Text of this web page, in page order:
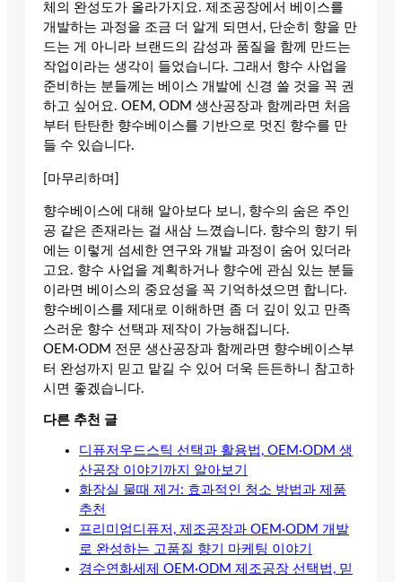
체의 완성도가 올라가지요. 제조공장에서 베이스를
개발하는 과정을 조금 더 알게 되면서, 단순히 향을 만
드는 게 아니라 브랜드의 감성과 품질을 함께 만드는
작업이라는 생각이 들었습니다. 그래서 향수 사업을
준비하는 분들께는 베이스 개발에 신경 쓸 것을 꼭 권
하고 싶어요. OEM, ODM 생산공장과 함께라면 처음
부터 탄탄한 향수베이스를 기반으로 멋진 향수를 만
들 수 있습니다.
[마무리하며]
향수베이스에 대해 알아보다 보니, 향수의 숨은 주인
공 같은 존재라는 걸 새삼 느꼈습니다. 향수의 향기 뒤
에는 이렇게 섬세한 연구와 개발 과정이 숨어 있더라
고요. 향수 사업을 계획하거나 향수에 관심 있는 분들
이라면 베이스의 중요성을 꼭 기억하셨으면 합니다.
향수베이스를 제대로 이해하면 좀 더 깊이 있고 만족
스러운 향수 선택과 제작이 가능해집니다.
OEM·ODM 전문 생산공장과 함께라면 향수베이스부
터 완성까지 믿고 맡길 수 있어 더욱 든든하니 참고하
시면 좋겠습니다.
다른 추천 글
디퓨저우드스틱 선택과 활용법, OEM·ODM 생
산공장 이야기까지 알아보기
화장실 물때 제거: 효과적인 청소 방법과 제품
추천
프리미엄디퓨저, 제조공장과 OEM·ODM 개발
로 완성하는 고품질 향기 마케팅 이야기
경수연화세제 OEM·ODM 제조공장 선택법, 믿